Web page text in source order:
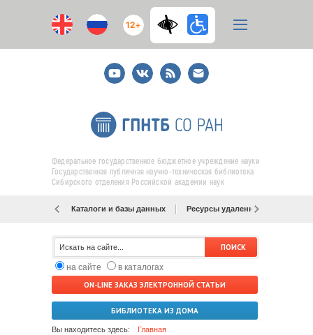
12+
YoutubeВКонтакте
RSS
E-
mail
подписка
Федеральное государственное бюджетное учреждение науки
Государственная публичная научно-техническая библиотека
Сибирского отделения Российской академии наук
Каталоги и базы данных Ресурсы удаленного доступа
на сайте
в каталогах
ON-LINE ЗАКАЗ ЭЛЕКТРОННОЙ СТАТЬИ
БИБЛИОТЕКА ИЗ ДОМА
Вы находитесь здесь: Главная